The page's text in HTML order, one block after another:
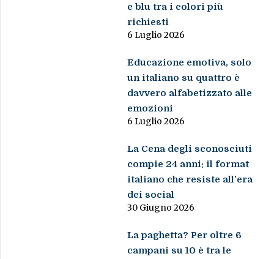
e blu tra i colori più
richiesti
6 Luglio 2026
Educazione emotiva, solo
un italiano su quattro è
davvero alfabetizzato alle
emozioni
6 Luglio 2026
La Cena degli sconosciuti
compie 24 anni: il format
italiano che resiste all’era
dei social
30 Giugno 2026
La paghetta? Per oltre 6
campani su 10 è tra le